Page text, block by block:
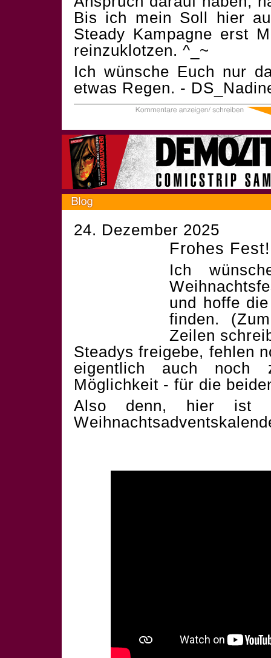
Bis ich mein Soll hier
Steady Kampagne erst
reinzuklotzen. ^_~
Ich wünsche Euch nur
etwas Regen. -
24. Dezember 2025
Frohes Fest!
Ich
und hoffe
finden.
Zeilen
Steadys freigebe, fehlen
eigentlich auch noch
Möglichkeit - für die
Also denn, hier ist